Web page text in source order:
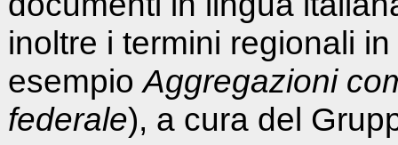
inoltre i termini regionali
esempioAggregazioni
federale), a cura del